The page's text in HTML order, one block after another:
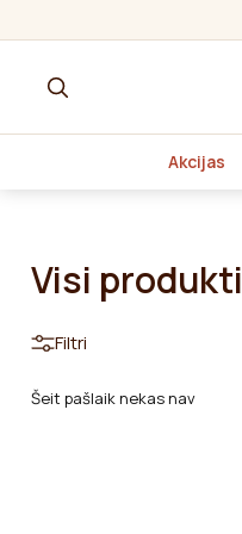
Akcijas
Visi produkti
Filtri
Šeit pašlaik nekas nav